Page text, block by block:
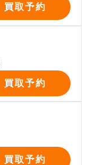
買取予約
買取予約
買取予約